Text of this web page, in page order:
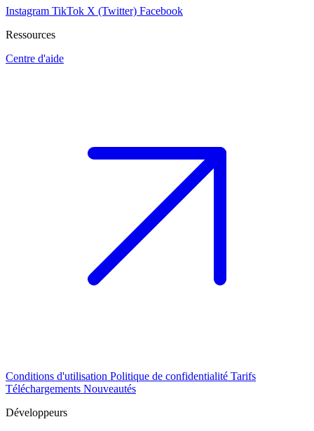
Instagram TikTok X (Twitter) Facebook
Ressources
Centre d'aide
Conditions d'utilisation Politique de confidentialité Tarifs
Téléchargements Nouveautés
Développeurs